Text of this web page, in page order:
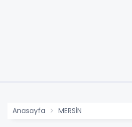
Anasayfa MERSİN